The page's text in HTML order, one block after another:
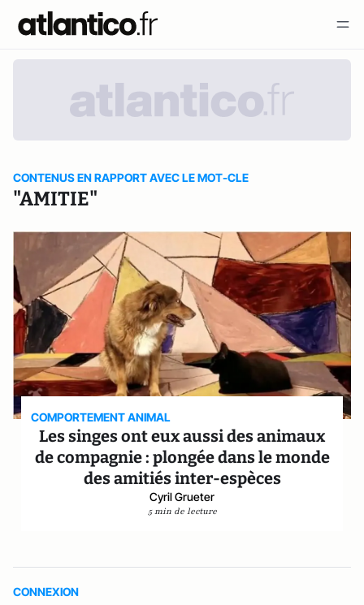
CONTENUS EN RAPPORT AVEC LE MOT-CLE
"AMITIE"
COMPORTEMENT ANIMAL
Les singes ont eux aussi des animaux
de compagnie : plongée dans le monde
des amitiés inter-espèces
Cyril Grueter
5 min de lecture
CONNEXION